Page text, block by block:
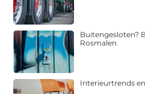
Buitengesloten?
Rosmalen
Interieurtrends